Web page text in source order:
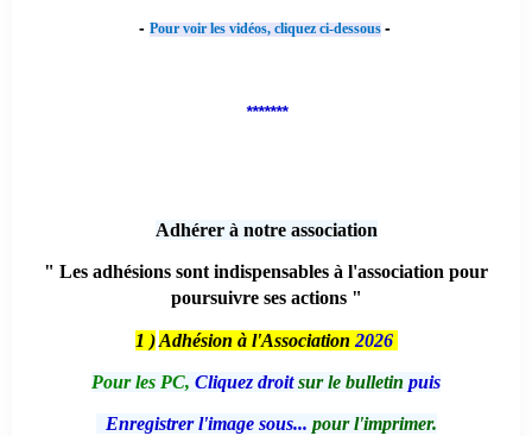
- Pour voir les vidéos, cliquez ci-dessous -
*******
Adhérer à notre association
" Les adhésions sont indispensables à l'association pour
poursuivre ses actions "
1 ) Adhésion à l'Association 2026
Pour les PC, Cliquez droitsur le bulletin puis
Enregistrer l'image sous... pour l'imprimer.